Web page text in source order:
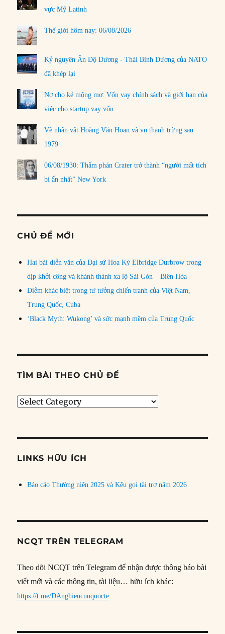
vực Mỹ Latinh
Thế giới hôm nay: 06/08/2026
Kỷ nguyên Ấn Độ Dương - Thái Bình Dương của NATO
đã khép lại
Nợ cho kẻ mộng mơ: Vốn vay chính sách và giới hạn của
việc cho startup vay vốn
Về nhân vật Hoàng Văn Hoan và vụ thanh trừng sau
1979
06/08/1930: Thẩm phán Crater trở thành “người mất tích
bí ẩn nhất” New York
CHỦ ĐỀ MỚI
Hai bài diễn văn của Đại sứ Hoa Kỳ Elbridge Durbrow trong
dịp khởi công và khánh thành xa lộ Sài Gòn – Biên Hòa
Điểm khác biệt trong tư tưởng chiến tranh của Việt Nam,
Trung Quốc, Cuba
‘Black Myth: Wukong’ và sức mạnh mềm của Trung Quốc
TÌM BÀI THEO CHỦ ĐỀ
Tìm
đề
LINKS HỮU ÍCH
Báo cáo Thường niên 2025 và Kêu gọi tài trợ năm 2026
NCQT TRÊN TELEGRAM
Theo dõi NCQT trên Telegram để nhận được thông báo bài
viết mới và các thông tin, tài liệu… hữu ích khác:
https://t.me/DAnghiencuuquocte